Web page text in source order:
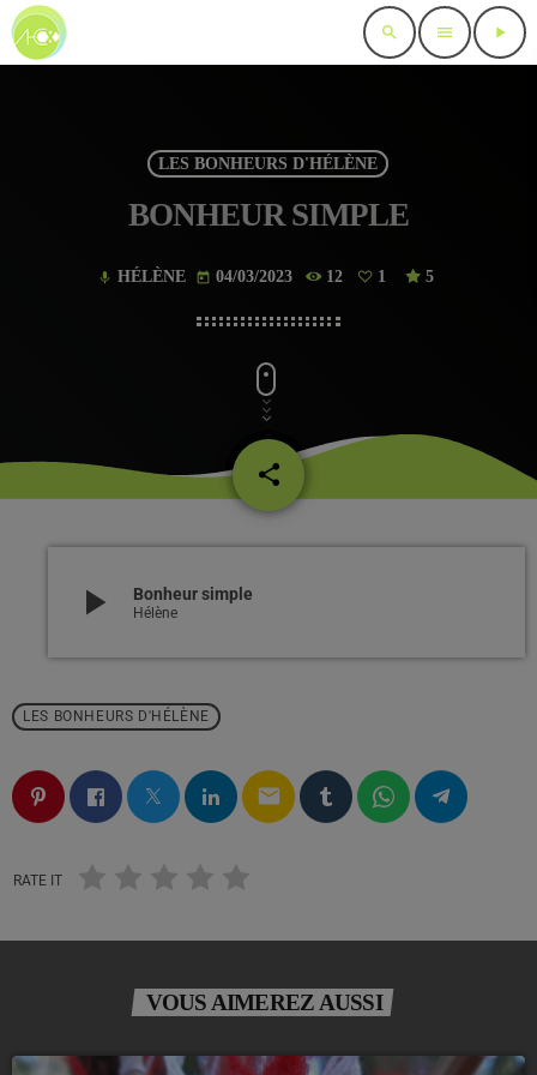
search menu play_arrow
LES BONHEURS D'HÉLÈNE
BONHEUR SIMPLE
mic HÉLÈNE today 04/03/2023 12 1 5
share
email
play_arrow Bonheur simple
Hélène
LES BONHEURS D'HÉLÈNE
email
RATE IT
VOUS AIMEREZ AUSSI